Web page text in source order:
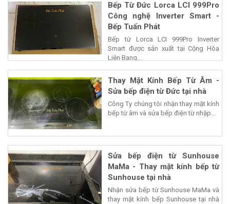
Bếp Từ Đức Lorca LCI 999Pro
Công nghệ Inverter Smart -
Bếp Tuấn Phát
Bếp từ Lorca LCI 999Pro Inverter
Smart được sản xuất tại Cộng Hòa
Liên Bang...
Thay Mặt Kính Bếp Từ Âm -
Sửa bếp điện từ Đức tại nhà
Công Ty chúng tôi nhận thay mặt kính
bếp từ âm và sửa bếp điện từ nhập...
Sửa bếp điện từ Sunhouse
MaMa - Thay mặt kính bếp từ
Sunhouse tại nhà
Nhận sửa bếp từ Sunhouse MaMa và
thay mặt kính bếp Sunhouse tại nhà